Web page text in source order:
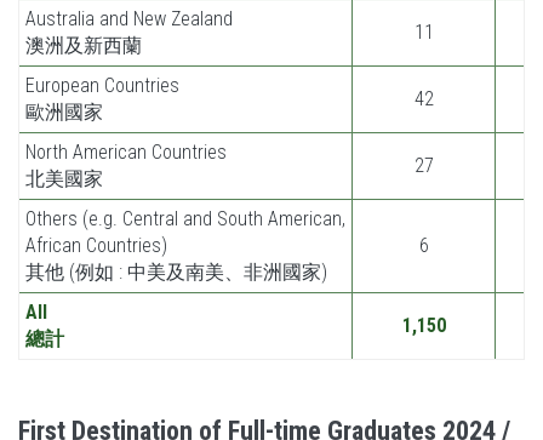
Australia and New Zealand
澳洲及新西蘭
11
European Countries
歐洲國家
42
North American Countries
北美國家
27
Others (e.g. Central and South American,
African Countries)
其他 (例如 : 中美及南美、非洲國家)
6
All
總計
1,150
First Destination of Full-time Graduates 2024 /